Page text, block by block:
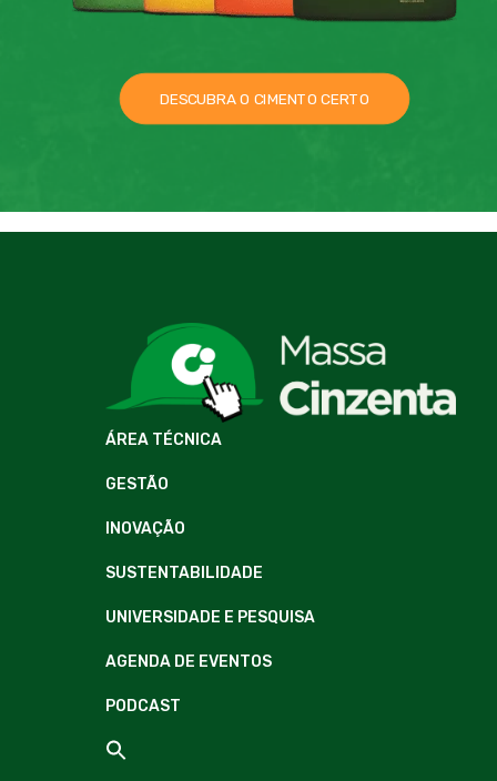
DESCUBRA O CIMENTO CERTO
ÁREA TÉCNICA
GESTÃO
INOVAÇÃO
SUSTENTABILIDADE
UNIVERSIDADE E PESQUISA
AGENDA DE EVENTOS
PODCAST